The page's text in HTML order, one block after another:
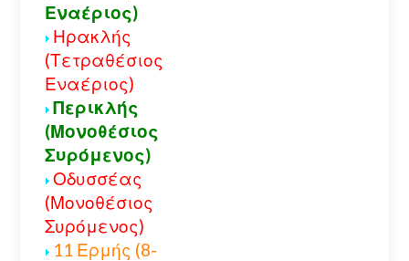
Εναέριος)
Ηρακλής
(Τετραθέσιος
Εναέριος)
Περικλής
(Μονοθέσιος
Συρόμενος)
Οδυσσέας
(Μονοθέσιος
Συρόμενος)
11 Ερμής (8-